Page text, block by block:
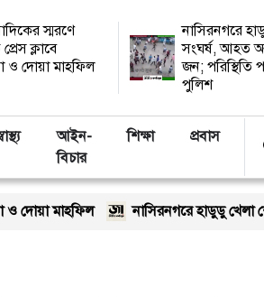
স্মরণে
ক্লাবে
দোয়া মাহফিল
নাসিরনগরে
সংঘর্ষ, আহত
জন; পরিস্থিতি
পুলিশ
আইন-
বিচার
শিক্ষা প্রবাস
নাসিরনগরে হাডুডু খেলা শেষে সংঘর্ষ, আহত